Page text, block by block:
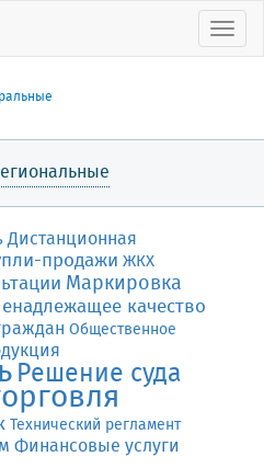
Дистанционная
продажи ЖКХ
Маркировка
качество
Общественное
Решение суда
Технический регламент
Финансовые услуги